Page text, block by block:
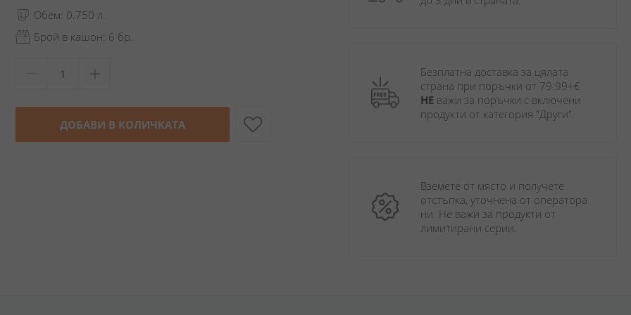
Обем: 0.750 л.
Брой в кашон: 6 бр.
ДОБАВИ В КОЛИЧКАТА
Безплатна доставка за цялата
НЕ важи за поръчки с включени
продукти от категория "Други".
Вземете от място и получете
отстъпка, уточнена от оператора
ни. Не важи за продукти от
лимитирани серии.